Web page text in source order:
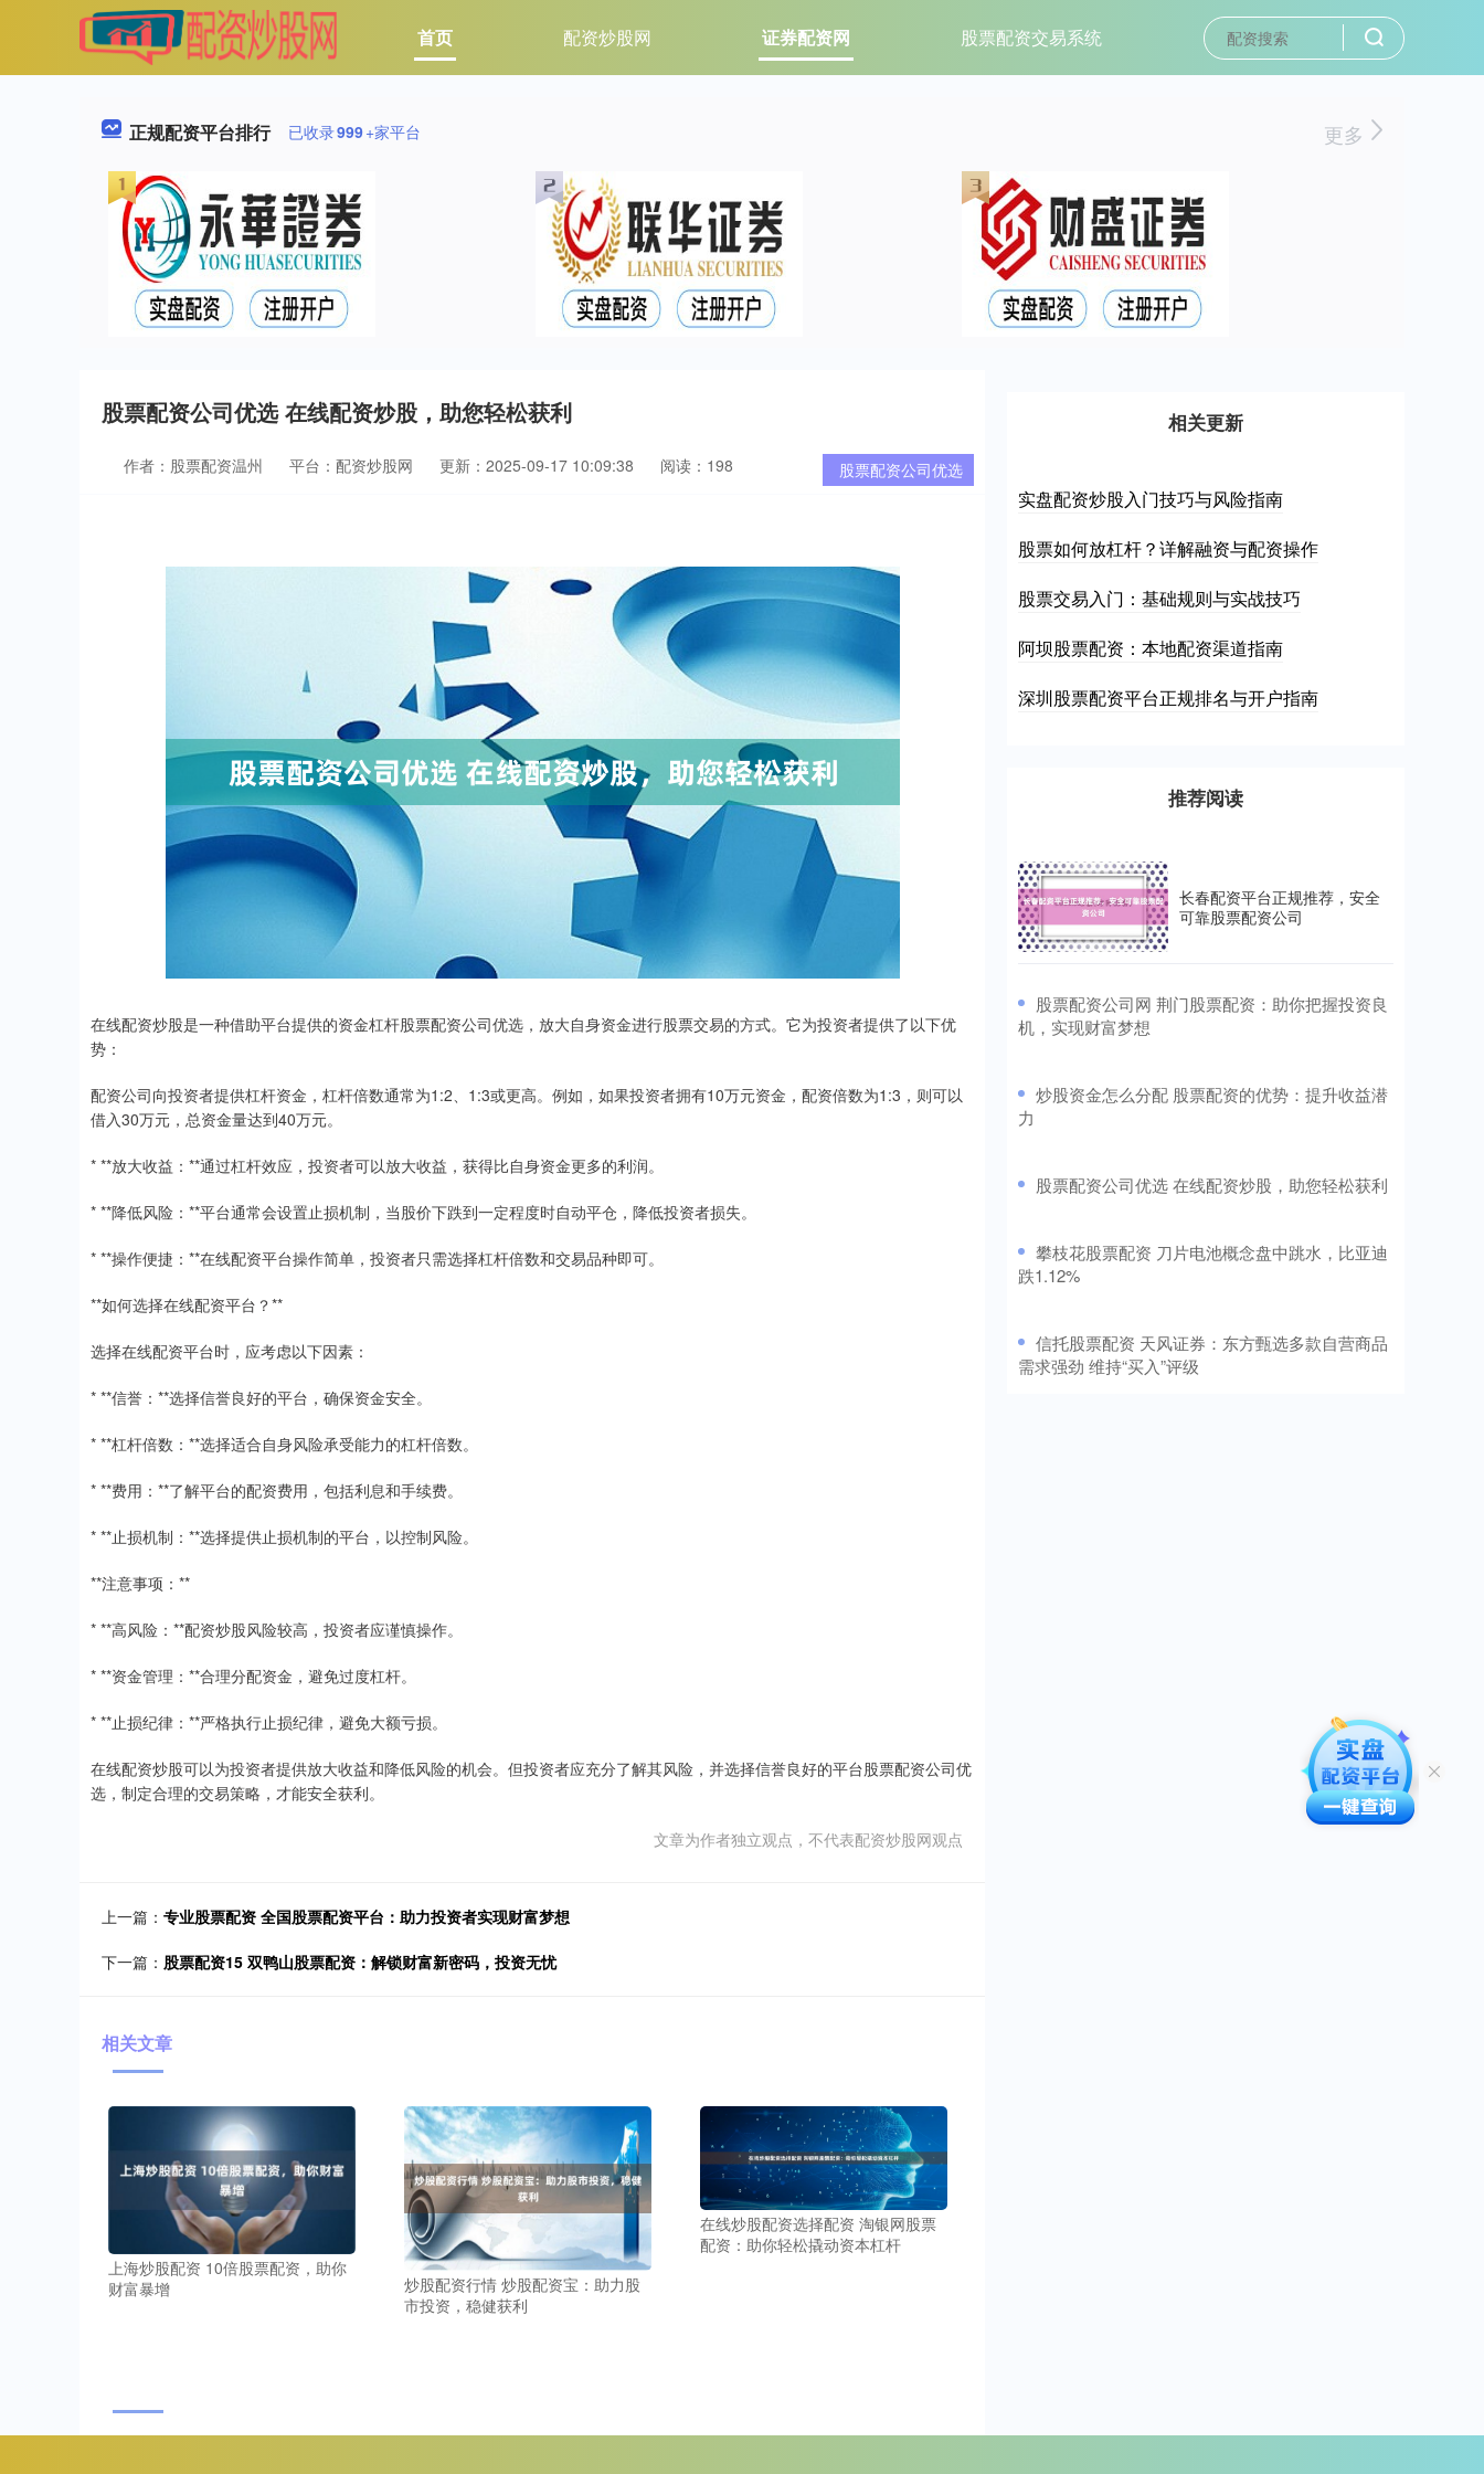
首页 配资炒股网 证券配资网 股票配资交易系统
正规配资平台排行 已收录999+家平台 更多
股票配资公司优选 在线配资炒股，助您轻松获利
股票配资公司优选
作者：股票配资温州 平台：配资炒股网 更新：2025-09-17 10:09:38 阅读：198
在线配资炒股是一种借助平台提供的资金杠杆股票配资公司优选，放大自身资金进行股票交易的方式。它为投资者提供了以下优
势：
配资公司向投资者提供杠杆资金，杠杆倍数通常为1:2、1:3或更高。例如，如果投资者拥有10万元资金，配资倍数为1:3，则可以
借入30万元，总资金量达到40万元。
* **放大收益：**通过杠杆效应，投资者可以放大收益，获得比自身资金更多的利润。
* **降低风险：**平台通常会设置止损机制，当股价下跌到一定程度时自动平仓，降低投资者损失。
* **操作便捷：**在线配资平台操作简单，投资者只需选择杠杆倍数和交易品种即可。
**如何选择在线配资平台？**
选择在线配资平台时，应考虑以下因素：
* **信誉：**选择信誉良好的平台，确保资金安全。
* **杠杆倍数：**选择适合自身风险承受能力的杠杆倍数。
* **费用：**了解平台的配资费用，包括利息和手续费。
* **止损机制：**选择提供止损机制的平台，以控制风险。
**注意事项：**
* **高风险：**配资炒股风险较高，投资者应谨慎操作。
* **资金管理：**合理分配资金，避免过度杠杆。
* **止损纪律：**严格执行止损纪律，避免大额亏损。
在线配资炒股可以为投资者提供放大收益和降低风险的机会。但投资者应充分了解其风险，并选择信誉良好的平台股票配资公司优
选，制定合理的交易策略，才能安全获利。
文章为作者独立观点，不代表配资炒股网观点
上一篇： 专业股票配资 全国股票配资平台：助力投资者实现财富梦想
下一篇： 股票配资15 双鸭山股票配资：解锁财富新密码，投资无忧
相关文章
上海炒股配资 10倍股票配资，助你
财富暴增
炒股配资行情 炒股配资宝：助力股
市投资，稳健获利
在线炒股配资选择配资 淘银网股票
配资：助你轻松撬动资本杠杆
相关更新
实盘配资炒股入门技巧与风险指南
股票如何放杠杆？详解融资与配资操作
股票交易入门：基础规则与实战技巧
阿坝股票配资：本地配资渠道指南
深圳股票配资平台正规排名与开户指南
推荐阅读
长春配资平台正规推荐，安全
可靠股票配资公司
​股票配资公司网 荆门股票配资：助你把握投资良
机，实现财富梦想
​炒股资金怎么分配 股票配资的优势：提升收益潜
力
​股票配资公司优选 在线配资炒股，助您轻松获利
​攀枝花股票配资 刀片电池概念盘中跳水，比亚迪
跌1.12%
​信托股票配资 天风证券：东方甄选多款自营商品
需求强劲 维持“买入”评级